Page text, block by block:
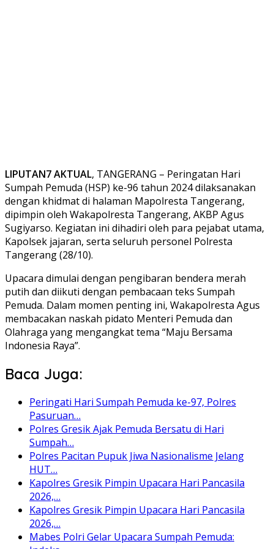
LIPUTAN7 AKTUAL, TANGERANG – Peringatan Hari
Sumpah Pemuda (HSP) ke-96 tahun 2024 dilaksanakan
dengan khidmat di halaman Mapolresta Tangerang,
dipimpin oleh Wakapolresta Tangerang, AKBP Agus
Sugiyarso. Kegiatan ini dihadiri oleh para pejabat utama,
Kapolsek jajaran, serta seluruh personel Polresta
Tangerang (28/10).
Upacara dimulai dengan pengibaran bendera merah
putih dan diikuti dengan pembacaan teks Sumpah
Pemuda. Dalam momen penting ini, Wakapolresta Agus
membacakan naskah pidato Menteri Pemuda dan
Olahraga yang mengangkat tema “Maju Bersama
Indonesia Raya”.
Baca Juga:
Peringati Hari Sumpah Pemuda ke-97, Polres
Pasuruan…
Polres Gresik Ajak Pemuda Bersatu di Hari
Sumpah…
Polres Pacitan Pupuk Jiwa Nasionalisme Jelang
HUT…
Kapolres Gresik Pimpin Upacara Hari Pancasila
2026,…
Kapolres Gresik Pimpin Upacara Hari Pancasila
2026,…
Mabes Polri Gelar Upacara Sumpah Pemuda: